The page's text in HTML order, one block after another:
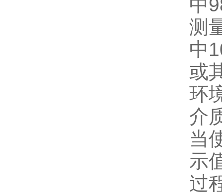
中
测
中
或
环
介
当
示
过